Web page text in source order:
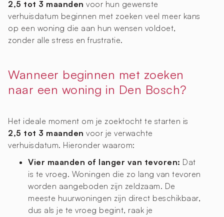
2,5 tot 3 maanden voor hun gewenste
verhuisdatum beginnen met zoeken veel meer kans
op een woning die aan hun wensen voldoet,
zonder alle stress en frustratie.
Wanneer beginnen met zoeken
naar een woning in Den Bosch?
Het ideale moment om je zoektocht te starten is
2,5 tot 3 maanden voor je verwachte
verhuisdatum. Hieronder waarom:
Vier maanden of langer van tevoren: Dat
is te vroeg. Woningen die zo lang van tevoren
worden aangeboden zijn zeldzaam. De
meeste huurwoningen zijn direct beschikbaar,
dus als je te vroeg begint, raak je